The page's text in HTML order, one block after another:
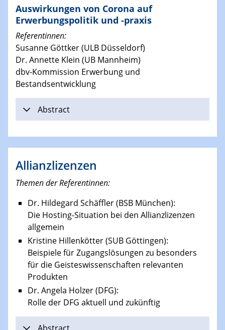
Auswirkungen von Corona auf
Erwerbungspolitik und -praxis
Referentinnen:
Susanne Göttker (ULB Düsseldorf)
Dr. Annette Klein (UB Mannheim)
dbv-Kommission Erwerbung und
Bestandsentwicklung
Abstract
Allianzlizenzen
Themen der Referentinnen:
Dr. Hildegard Schäffler (BSB München):
Die Hosting-Situation bei den Allianzlizenzen
allgemein
Kristine Hillenkötter (SUB Göttingen):
Beispiele für Zugangslösungen zu besonders
für die Geisteswissenschaften relevanten
Produkten
Dr. Angela Holzer (DFG):
Rolle der DFG aktuell und zukünftig